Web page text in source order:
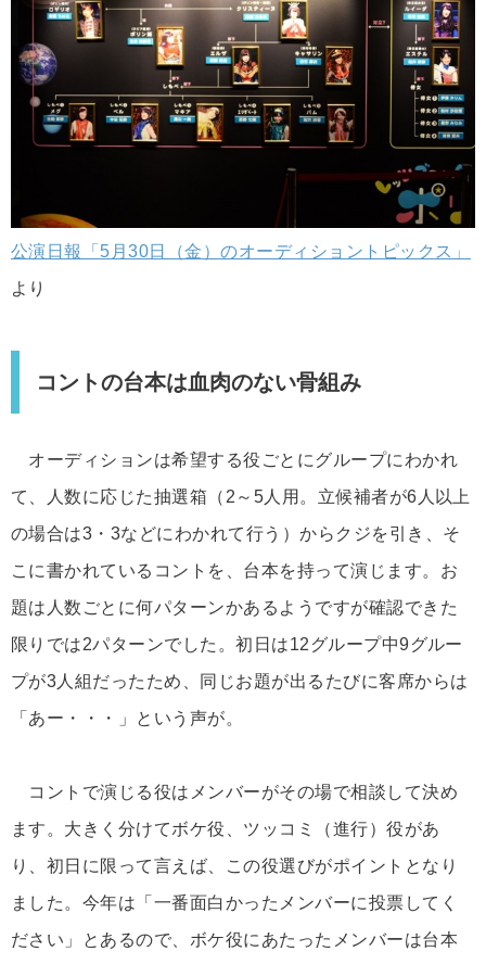
公演日報「5月30日（金）のオーディショントピックス」
より
コントの台本は血肉のない骨組み
オーディションは希望する役ごとにグループにわかれ
て、人数に応じた抽選箱（2～5人用。立候補者が6人以上
の場合は3・3などにわかれて行う）からクジを引き、そ
こに書かれているコントを、台本を持って演じます。お
題は人数ごとに何パターンかあるようですが確認できた
限りでは2パターンでした。初日は12グループ中9グルー
プが3人組だったため、同じお題が出るたびに客席からは
「あー・・・」という声が。
コントで演じる役はメンバーがその場で相談して決め
ます。大きく分けてボケ役、ツッコミ（進行）役があ
り、初日に限って言えば、この役選びがポイントとなり
ました。今年は「一番面白かったメンバーに投票してく
ださい」とあるので、ボケ役にあたったメンバーは台本